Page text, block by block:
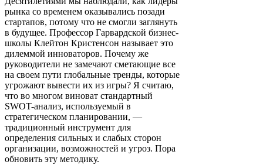
рынка со временем оказывались позади
стартапов, потому что не смогли заглянуть
в будущее. Профессор Гарвардской бизнес-
школы Клейтон Кристенсон называет это
дилеммой инноваторов. Почему же
руководители не замечают сметающие все
на своем пути глобальные тренды, которые
угрожают вывести их из игры? Я считаю,
что во многом виноват стандартный
SWOT-анализ, используемый в
стратегическом планировании, —
традиционный инструмент для
определения сильных и слабых сторон
организации, возможностей и угроз. Пора
обновить эту методику.